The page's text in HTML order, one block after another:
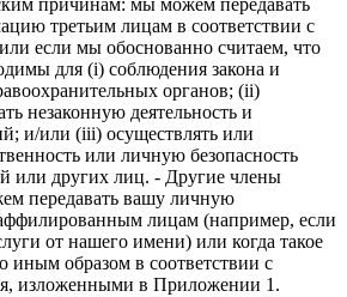
причинам: мы можем передавать
третьим лицам в соответствии с
если мы обоснованно считаем, что
для (i) соблюдения закона и
органов; (ii)
незаконную деятельность и
и/или (iii) осуществлять или
или личную безопасность
или других лиц. - Другие члены
передавать вашу личную
лицам (например, если
от нашего имени) или когда такое
иным образом в соответствии с
изложенными в Приложении 1.